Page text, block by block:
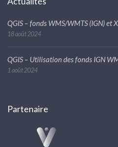
QGIS – fonds WMS/WMTS (IGN) et
18 août 2024
QGIS – Utilisation des fonds IGN
1 août 2024
Partenaire